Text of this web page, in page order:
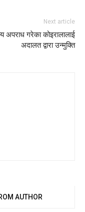
Next article
अपराध गरेका कोइरालालाई
अदालत द्वारा उन्मुक्ति
AUTHOR